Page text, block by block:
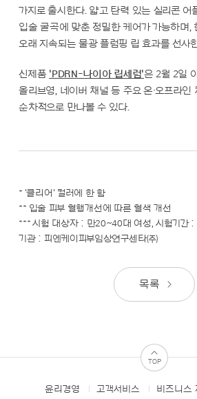
가지로 출시한다. 얇고 탄력 있는 실리콘 어
입술 굴곡에 맞춘 정밀한 케어가 가능하며,
오래 지속되는 물광 플럼핑 립 효과를 선사
신제품 'PDRN-나이아 립세럼'은 2월 2일
올리브영, 네이버 채널 등 주요 온·오프라인
순차적으로 만나볼 수 있다.
* '클리어' 컬러에 한 함
** 입술 피부 혈행개선에 따른 혈색 개선
*** 시험 대상자 : 만20~40대 여성, 시험기간
기관 : 피엔케이피부임상연구센타㈜
목록
TOP
FOOTER윤리경영 고객서비스 비즈니스